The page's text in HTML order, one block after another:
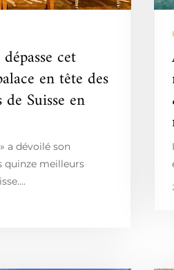
cet
en tête des
Suisse en
a dévoilé son
quinze meilleurs